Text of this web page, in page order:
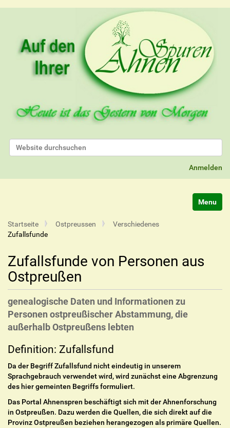
Website durchsuchen
Anmelden
Startseite Ostpreussen
Verschiedenes
Zufallsfunde
Zufallsfunde von Personen aus
Ostpreußen
genealogische Daten und Informationen zu
Personen ostpreußischer Abstammung, die
außerhalb Ostpreußens lebten
Definition: Zufallsfund
Da der Begriff Zufallsfund nicht eindeutig in unserem
Sprachgebrauch verwendet wird, wird zunächst eine Abgrenzung
des hier gemeinten Begriffs formuliert.
Das Portal Ahnenspren beschäftigt sich mit der Ahnenforschung
in Ostpreußen. Dazu werden die Quellen, die sich direkt auf die
Provinz Ostpreußen beziehen herangezogen als primäre Quellen.